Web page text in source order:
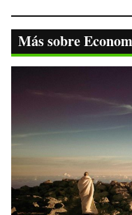
bo
ok
tte
r
ts
A
pp
a
Más sobre